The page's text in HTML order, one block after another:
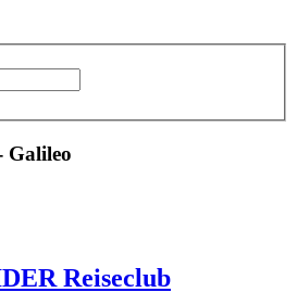
Galileo
Reiseclub